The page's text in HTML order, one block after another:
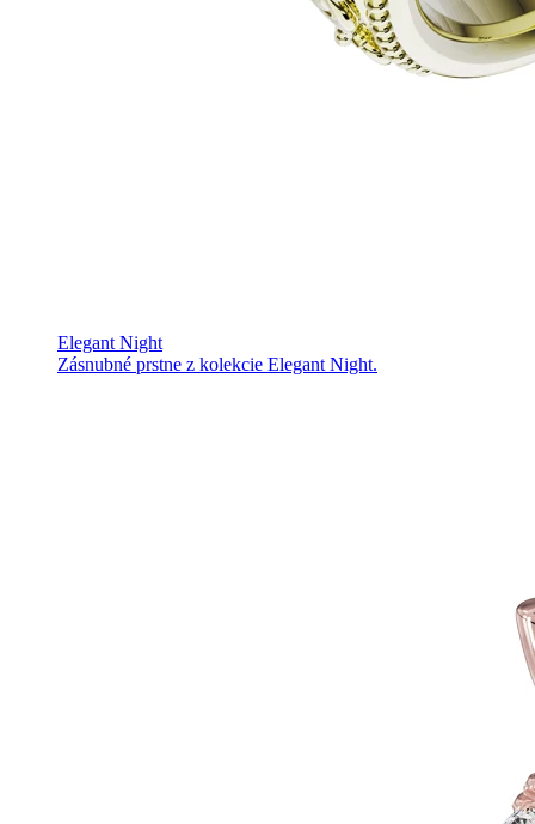
Elegant Night
Zásnubné prstne z kolekcie Elegant Night.